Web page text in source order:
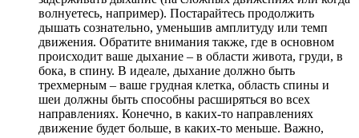
волнуетесь, например). Постарайтесь продолжить
дышать сознательно, уменьшив амплитуду или темп
движения. Обратите внимания также, где в основном
происходит ваше дыхание – в области живота, груди, в
бока, в спину. В идеале, дыхание должно быть
трехмерным – ваше грудная клетка, область спины и
шеи должны быть способны расширяться во всех
направлениях. Конечно, в каких-то направлениях
движение будет больше, в каких-то меньше. Важно,